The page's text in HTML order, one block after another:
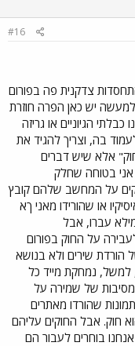
#16
התחסדות צדקנית פה בפורום
יש כאן הפרה חוזרת
הגיוניים או גריזה
בה, וצריך להגיד את
אלא שיש דברים
אני בטוחה שחלק
על המחשב שלהם קובץ
או שהורידו מאני ךא
עברו, אבל
על החוק בפורום
שירים ולא בנושא
למשל, נמחקת מייד כל
של שמירה על
שהורדו מאתרים
חוק. אבל החוקים עליהם
בוחרים לעבור הם